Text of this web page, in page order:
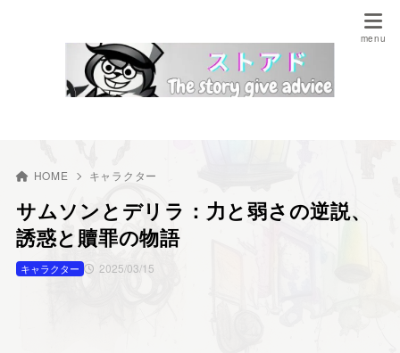
HOME キャラクター
サムソンとデリラ：力と弱さの逆説、
誘惑と贖罪の物語
2025/03/15
キャラクター